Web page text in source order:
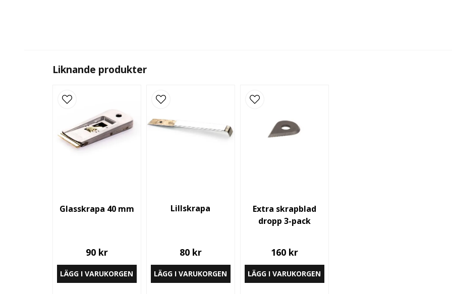
Liknande produkter
Glasskrapa 40 mm
90 kr
LÄGG I VARUKORGEN
Lillskrapa
80 kr
LÄGG I VARUKORGEN
Extra skrapblad
dropp 3-pack
160 kr
LÄGG I VARUKORGEN